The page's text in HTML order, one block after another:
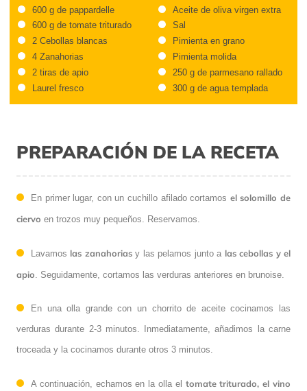
600 g de pappardelle
600 g de tomate triturado
2 Cebollas blancas
4 Zanahorias
2 tiras de apio
Laurel fresco
Aceite de oliva virgen extra
Sal
Pimienta en grano
Pimienta molida
250 g de parmesano rallado
300 g de agua templada
PREPARACIÓN DE LA RECETA
En primer lugar, con un cuchillo afilado cortamos el solomillo de
ciervo en trozos muy pequeños. Reservamos.
Lavamos las zanahoriasy las pelamos junto a las cebollas y el
apio . Seguidamente, cortamos las verduras anteriores en brunoise.
En una olla grande con un chorrito de aceite cocinamos las
verduras durante 2-3 minutos. Inmediatamente, añadimos la carne
troceada y la cocinamos durante otros 3 minutos.
A continuación, echamos en la olla el tomate triturado, el vino